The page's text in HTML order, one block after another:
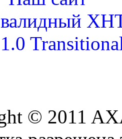
© 2011